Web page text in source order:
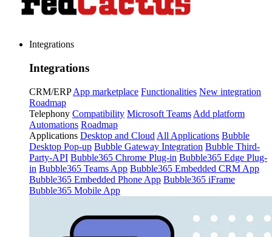
Integrations
Integrations
CRM/ERP App marketplace Functionalities New integration
Roadmap
Telephony Compatibility Microsoft Teams Add platform
Automations Roadmap
Applications Desktop and Cloud All Applications Bubble
Desktop Pop-up Bubble Gateway Integration Bubble Third-
Party-API Bubble365 Chrome Plug-in Bubble365 Edge Plug-
in Bubble365 Teams App Bubble365 Embedded CRM App
Bubble365 Embedded Phone App Bubble365 iFrame
Bubble365 Mobile App